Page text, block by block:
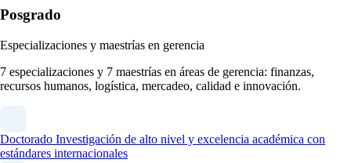
Posgrado
Especializaciones y maestrías en gerencia
7 especializaciones y 7 maestrías en áreas de gerencia: finanzas,
recursos humanos, logística, mercadeo, calidad e innovación.
Doctorado Investigación de alto nivel y excelencia académica con
estándares internacionales